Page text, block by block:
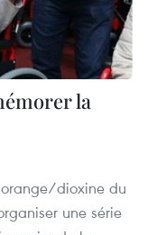
la
orange/dioxine du
une série